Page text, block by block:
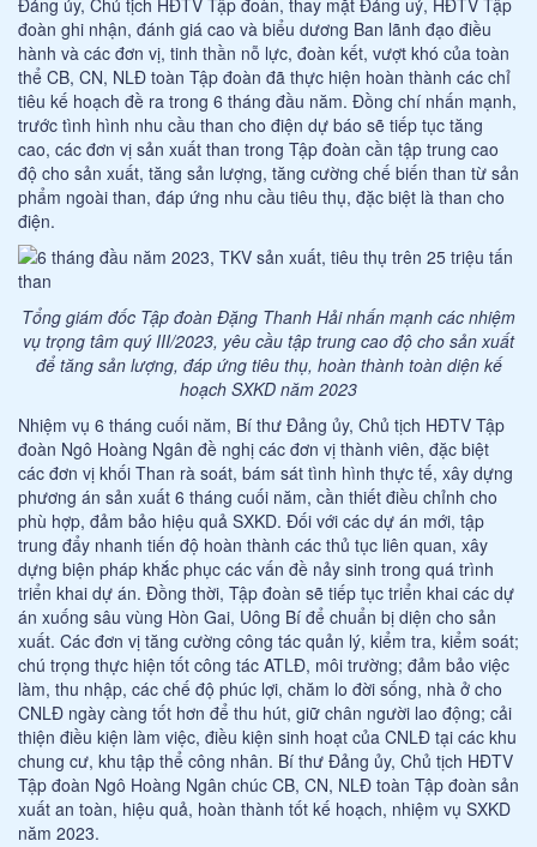
Đảng ủy, Chủ tịch HĐTV Tập đoàn, thay mặt Đảng uỷ, HĐTV Tập
đoàn ghi nhận, đánh giá cao và biểu dương Ban lãnh đạo điều
hành và các đơn vị, tinh thần nỗ lực, đoàn kết, vượt khó của toàn
thể CB, CN, NLĐ toàn Tập đoàn đã thực hiện hoàn thành các chỉ
tiêu kế hoạch đề ra trong 6 tháng đầu năm. Đồng chí nhấn mạnh,
trước tình hình nhu cầu than cho điện dự báo sẽ tiếp tục tăng
cao, các đơn vị sản xuất than trong Tập đoàn cần tập trung cao
độ cho sản xuất, tăng sản lượng, tăng cường chế biến than từ sản
phẩm ngoài than, đáp ứng nhu cầu tiêu thụ, đặc biệt là than cho
điện.
Tổng giám đốc Tập đoàn Đặng Thanh Hải nhấn mạnh các nhiệm
vụ trọng tâm quý III/2023, yêu cầu tập trung cao độ cho sản xuất
để tăng sản lượng, đáp ứng tiêu thụ, hoàn thành toàn diện kế
hoạch SXKD năm 2023
Nhiệm vụ 6 tháng cuối năm, Bí thư Đảng ủy, Chủ tịch HĐTV Tập
đoàn Ngô Hoàng Ngân đề nghị các đơn vị thành viên, đặc biệt
các đơn vị khối Than rà soát, bám sát tình hình thực tế, xây dựng
phương án sản xuất 6 tháng cuối năm, cần thiết điều chỉnh cho
phù hợp, đảm bảo hiệu quả SXKD. Đối với các dự án mới, tập
trung đẩy nhanh tiến độ hoàn thành các thủ tục liên quan, xây
dựng biện pháp khắc phục các vấn đề nảy sinh trong quá trình
triển khai dự án. Đồng thời, Tập đoàn sẽ tiếp tục triển khai các dự
án xuống sâu vùng Hòn Gai, Uông Bí để chuẩn bị diện cho sản
xuất. Các đơn vị tăng cường công tác quản lý, kiểm tra, kiểm soát;
chú trọng thực hiện tốt công tác ATLĐ, môi trường; đảm bảo việc
làm, thu nhập, các chế độ phúc lợi, chăm lo đời sống, nhà ở cho
CNLĐ ngày càng tốt hơn để thu hút, giữ chân người lao động; cải
thiện điều kiện làm việc, điều kiện sinh hoạt của CNLĐ tại các khu
chung cư, khu tập thể công nhân. Bí thư Đảng ủy, Chủ tịch HĐTV
Tập đoàn Ngô Hoàng Ngân chúc CB, CN, NLĐ toàn Tập đoàn sản
xuất an toàn, hiệu quả, hoàn thành tốt kế hoạch, nhiệm vụ SXKD
năm 2023.